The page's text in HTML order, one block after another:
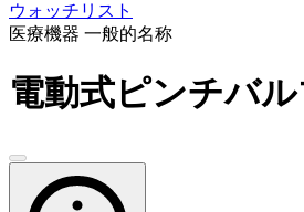
ウォッチリスト
医療機器 一般的名称
電動式ピンチバ